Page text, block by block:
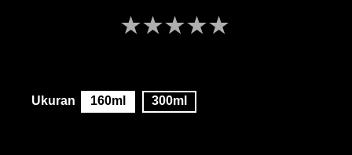
Tidak
ada
peringkat
Ukuran 160ml 300ml